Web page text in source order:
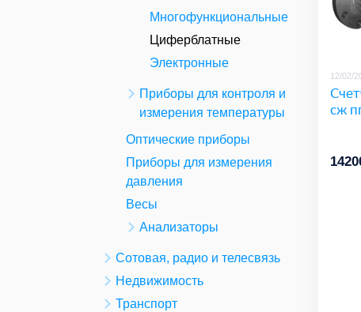
Многофункциональные
Циферблатные
Электронные
Приборы для контроля и
измерения температуры
Оптические приборы
Приборы для измерения
давления
Весы
Анализаторы
Сотовая, радио и телесвязь
Недвижимость
Транспорт
12/02/
сж